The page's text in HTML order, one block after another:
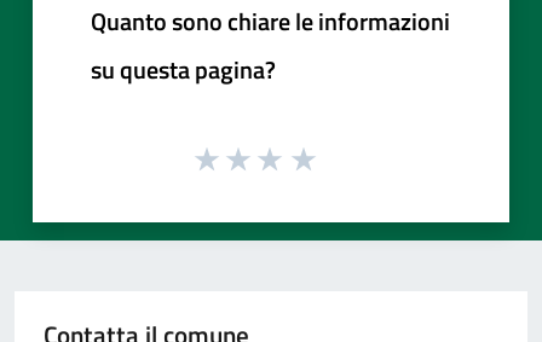
Quanto sono chiare le informazioni
su questa pagina?